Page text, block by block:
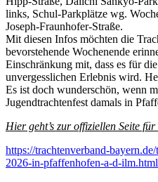
links, Schul-Parkplätze wg.
Joseph-Fraunhofer-Straße.
Mit diesen Infos möchten die
bevorstehende Wochenende
Einschränkung mit, dass es für
unvergesslichen Erlebnis wird.
Es ist doch wunderschön, wenn
Jugendtrachtenfest damals in
Hier geht’s zur offiziellen Seite
https://trachtenverband-
2026-in-pfaffenhofen-a-d-ilm.html